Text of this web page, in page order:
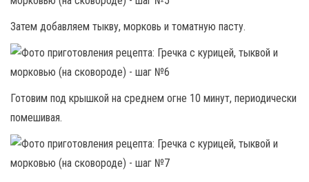
Затем добавляем тыкву, морковь и томатную пасту.
Готовим под крышкой на среднем огне 10 минут, периодически
помешивая.